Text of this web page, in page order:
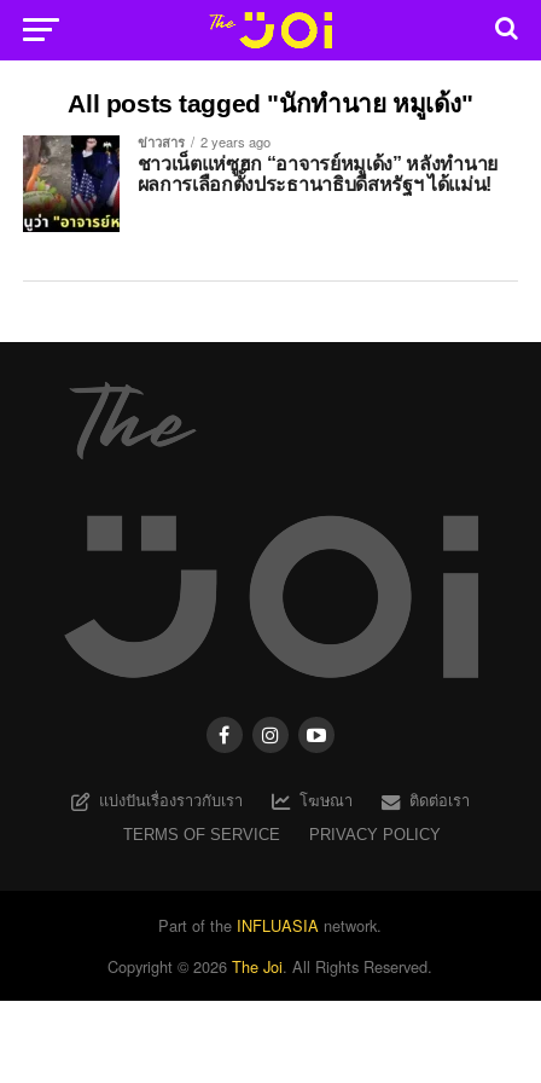
All posts tagged "นักทำนาย หมูเด้ง"
ข่าวสาร 2 years ago
ชาวเน็ตแห่ซูฮก “อาจารย์หมูเด้ง” หลังทำนาย
ผลการเลือกตั้งประธานาธิบดีสหรัฐฯ ได้แม่น!
แบ่งปันเรื่องราวกับเรา โฆษณา
ติดต่อเรา
TERMS OF SERVICE
PRIVACY POLICY
Part of the INFLUASIA network.
Copyright ©2026 The Joi. All Rights Reserved.